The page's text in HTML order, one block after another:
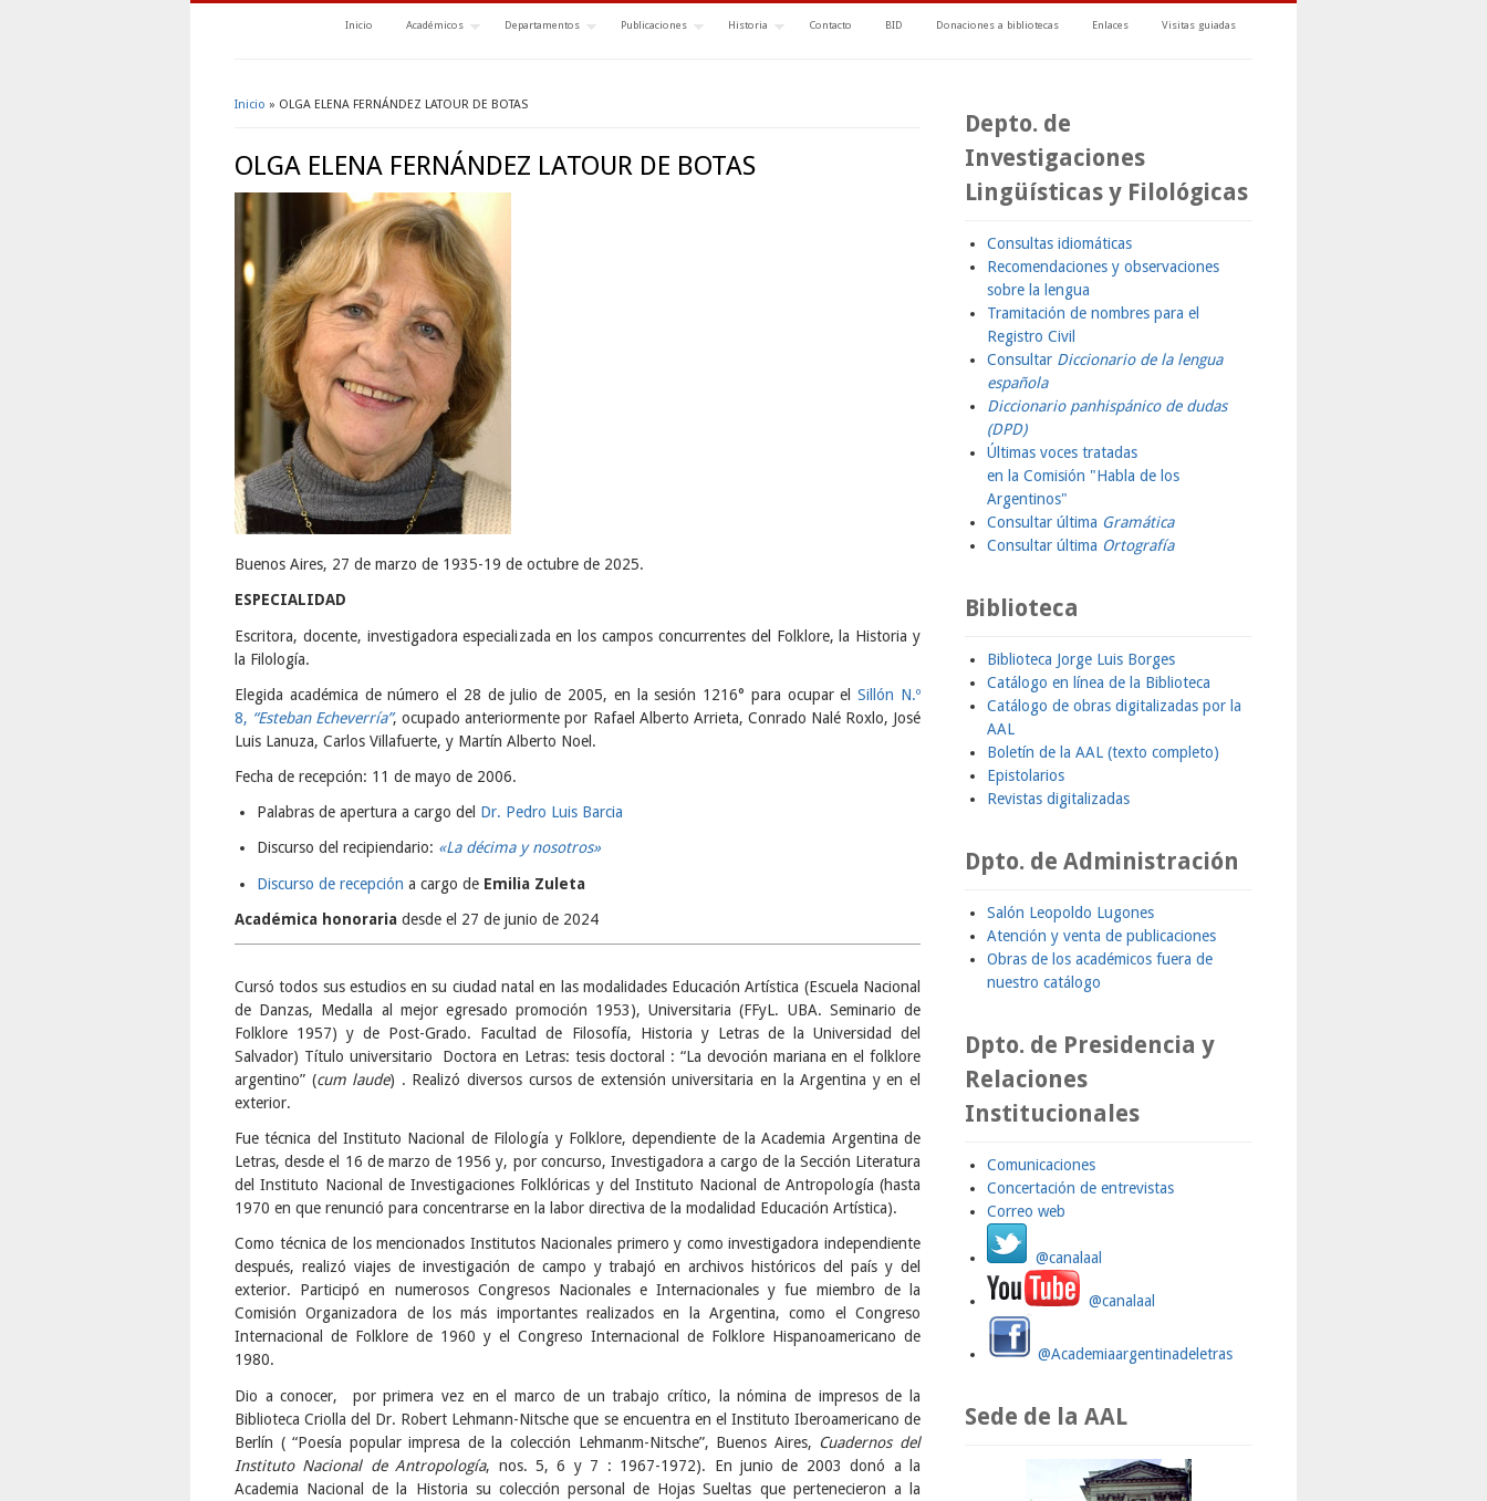
Inicio Académicos Departamentos Publicaciones Historia Contacto BID Donaciones a bibliotecas Enlaces Visitas guiadas
Inicio » OLGA ELENA FERNÁNDEZ LATOUR DE BOTAS
OLGA ELENA FERNÁNDEZ LATOUR DE BOTAS
Buenos Aires, 27 de marzo de 1935-19 de octubre de 2025.
ESPECIALIDAD
Escritora, docente, investigadora especializada en los campos concurrentes del Folklore, la Historia y
la Filología.
Elegida académica de número el 28 de julio de 2005, en la sesión 1216° para ocupar el Sillón N.º
8, “Esteban Echeverría”, ocupado anteriormente por Rafael Alberto Arrieta, Conrado Nalé Roxlo, José
Luis Lanuza, Carlos Villafuerte, y Martín Alberto Noel.
Fecha de recepción: 11 de mayo de 2006.
Palabras de apertura a cargo del Dr. Pedro Luis Barcia
Discurso del recipiendario: «La décima y nosotros»
Discurso de recepción a cargo de Emilia Zuleta
Académica honoraria desde el 27 de junio de 2024
Cursó todos sus estudios en su ciudad natal en las modalidades Educación Artística (Escuela Nacional
de Danzas, Medalla al mejor egresado promoción 1953), Universitaria (FFyL. UBA. Seminario de
Folklore 1957) y de Post-Grado. Facultad de Filosofía, Historia y Letras de la Universidad del
Salvador) Título universitario Doctora en Letras: tesis doctoral : “La devoción mariana en el folklore
argentino” (cum laude) . Realizó diversos cursos de extensión universitaria en la Argentina y en el
exterior.
Fue técnica del Instituto Nacional de Filología y Folklore, dependiente de la Academia Argentina de
Letras, desde el 16 de marzo de 1956 y, por concurso, Investigadora a cargo de la Sección Literatura
del Instituto Nacional de Investigaciones Folklóricas y del Instituto Nacional de Antropología (hasta
1970 en que renunció para concentrarse en la labor directiva de la modalidad Educación Artística).
Como técnica de los mencionados Institutos Nacionales primero y como investigadora independiente
después, realizó viajes de investigación de campo y trabajó en archivos históricos del país y del
exterior. Participó en numerosos Congresos Nacionales e Internacionales y fue miembro de la
Comisión Organizadora de los más importantes realizados en la Argentina, como el Congreso
Internacional de Folklore de 1960 y el Congreso Internacional de Folklore Hispanoamericano de
1980.
Dio a conocer, por primera vez en el marco de un trabajo crítico, la nómina de impresos de la
Biblioteca Criolla del Dr. Robert Lehmann-Nitsche que se encuentra en el Instituto Iberoamericano de
Berlín ( “Poesía popular impresa de la colección Lehmanm-Nitsche”, Buenos Aires, Cuadernos del
Instituto Nacional de Antropología, nos. 5, 6 y 7 : 1967-1972). En junio de 2003 donó a la
Academia Nacional de la Historia su colección personal de Hojas Sueltas que pertenecieron a la
Depto. de
Investigaciones
Lingüísticas y Filológicas
Consultas idiomáticas
Recomendaciones y observaciones
sobre la lengua
Tramitación de nombres para el
Registro Civil
Consultar Diccionario de la lengua
española
Diccionario panhispánico de dudas
(DPD)
Últimas voces tratadas
en la Comisión "Habla de los
Argentinos"
Consultar última Gramática
Consultar última Ortografía
Biblioteca
Biblioteca Jorge Luis Borges
Catálogo en línea de la Biblioteca
Catálogo de obras digitalizadas por la
AAL
Boletín de la AAL (texto completo)
Epistolarios
Revistas digitalizadas
Dpto. de Administración
Salón Leopoldo Lugones
Atención y venta de publicaciones
Obras de los académicos fuera de
nuestro catálogo
Dpto. de Presidencia y
Relaciones
Institucionales
Comunicaciones
Concertación de entrevistas
Correo web
@canalaal
@canalaal
@Academiaargentinadeletras
Sede de la AAL